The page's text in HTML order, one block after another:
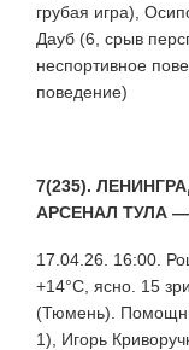
грубая игра),
Дауб (6, срыв
неспортивное
поведение)
7(235).
АРСЕНАЛ ТУЛА —
17.04.26. 16:00.
+14°С, ясно. 15
(Тюмень).
1), Игорь